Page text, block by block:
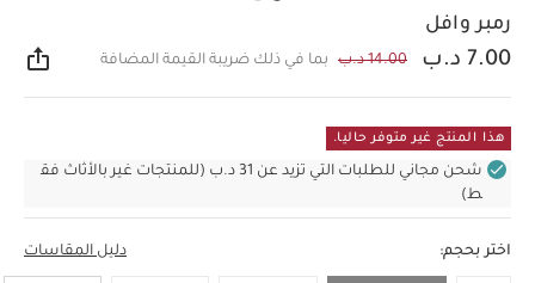
رمبر وافل
7.00 د.ب 14.00 د.ب بما في ذلك ضريبة القيمة المضافة
هذا المنتج غير متوفر حاليا.
شحن مجاني للطلبات التي تزيد عن 31 د.ب (للمنتجات غير بالأثاث فق
ط)
اختر بحجم: دليل المقاسات